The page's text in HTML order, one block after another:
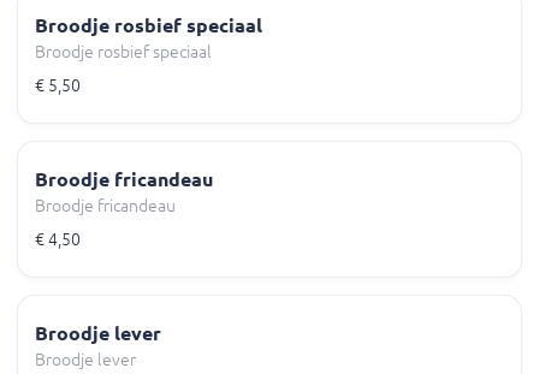
Broodje rosbief speciaal
Broodje rosbief speciaal
€ 5,50
Broodje fricandeau
Broodje fricandeau
€ 4,50
Broodje lever
Broodje lever